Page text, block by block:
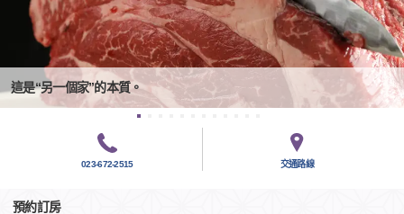
這是“另一個家”的本質。
023-672-2515 交通路線
預約訂房